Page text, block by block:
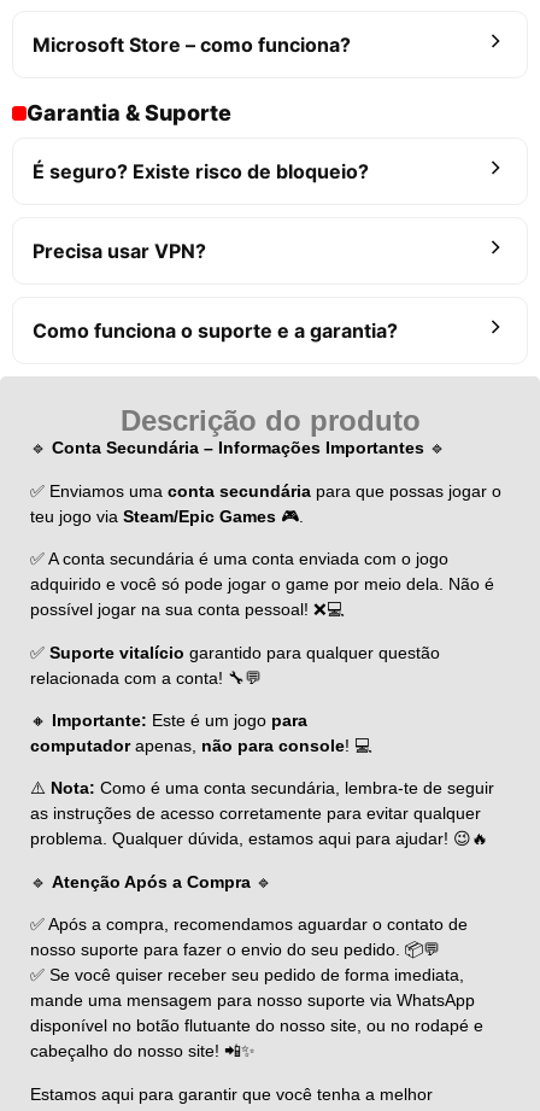
Microsoft Store – como funciona?
Garantia & Suporte
É seguro? Existe risco de bloqueio?
Precisa usar VPN?
Como funciona o suporte e a garantia?
Descrição do produto
🔹 Conta Secundária – Informações Importantes 🔹
✅ Enviamos uma conta secundária para que possas jogar o
teu jogo via Steam/Epic Games 🎮.
✅ A conta secundária é uma conta enviada com o jogo
adquirido e você só pode jogar o game por meio dela. Não é
possível jogar na sua conta pessoal! ❌💻
✅ Suporte vitalício garantido para qualquer questão
relacionada com a conta! 🔧💬
🔸 Importante: Este é um jogo para
computadorapenas, não para console! 💻
⚠️ Nota: Como é uma conta secundária, lembra-te de seguir
as instruções de acesso corretamente para evitar qualquer
problema. Qualquer dúvida, estamos aqui para ajudar! 😉🔥
🔹 Atenção Após a Compra 🔹
✅ Após a compra, recomendamos aguardar o contato de
nosso suporte para fazer o envio do seu pedido. 📦💬
✅ Se você quiser receber seu pedido de forma imediata,
mande uma mensagem para nosso suporte via WhatsApp
disponível no botão flutuante do nosso site, ou no rodapé e
cabeçalho do nosso site! 📲✨
Estamos aqui para garantir que você tenha a melhor